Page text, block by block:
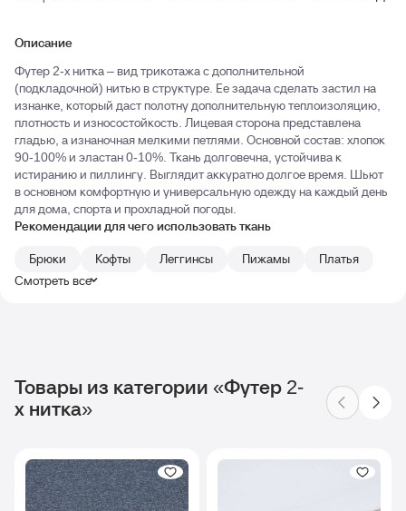
Описание
Футер 2-х нитка – вид трикотажа с дополнительной
(подкладочной) нитью в структуре. Ее задача сделать застил на
изнанке, который даст полотну дополнительную теплоизоляцию,
плотность и износостойкость. Лицевая сторона представлена
гладью, а изнаночная мелкими петлями. Основной состав: хлопок
90-100% и эластан 0-10%. Ткань долговечна, устойчива к
истиранию и пиллингу. Выглядит аккуратно долгое время. Шьют
в основном комфортную и универсальную одежду на каждый день
для дома, спорта и прохладной погоды.
Рекомендации для чего использовать ткань
Брюки
Кофты Леггинсы Пижамы
Платья
Смотреть все
Товары из категории «Футер 2-
х нитка»